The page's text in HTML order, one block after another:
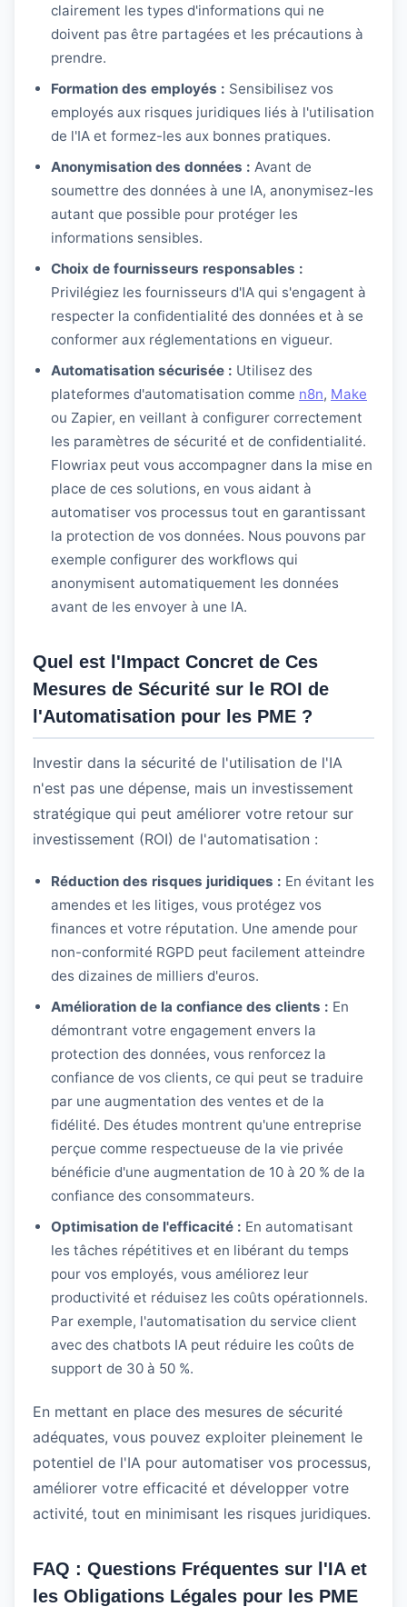
clairement les types d'informations qui ne
doivent pas être partagées et les précautions à
prendre.
Formation des employés : Sensibilisez vos
employés aux risques juridiques liés à l'utilisation
de l'IA et formez-les aux bonnes pratiques.
Anonymisation des données : Avant de
soumettre des données à une IA, anonymisez-les
autant que possible pour protéger les
informations sensibles.
Choix de fournisseurs responsables :
Privilégiez les fournisseurs d'IA qui s'engagent à
respecter la confidentialité des données et à se
conformer aux réglementations en vigueur.
Automatisation sécurisée : Utilisez des
plateformes d'automatisation comme n8n, Make
ou Zapier, en veillant à configurer correctement
les paramètres de sécurité et de confidentialité.
Flowriax peut vous accompagner dans la mise en
place de ces solutions, en vous aidant à
automatiser vos processus tout en garantissant
la protection de vos données. Nous pouvons par
exemple configurer des workflows qui
anonymisent automatiquement les données
avant de les envoyer à une IA.
Quel est l'Impact Concret de Ces
Mesures de Sécurité sur le ROI de
l'Automatisation pour les PME ?
Investir dans la sécurité de l'utilisation de l'IA
n'est pas une dépense, mais un investissement
stratégique qui peut améliorer votre retour sur
investissement (ROI) de l'automatisation :
Réduction des risques juridiques : En évitant les
amendes et les litiges, vous protégez vos
finances et votre réputation. Une amende pour
non-conformité RGPD peut facilement atteindre
des dizaines de milliers d'euros.
Amélioration de la confiance des clients : En
démontrant votre engagement envers la
protection des données, vous renforcez la
confiance de vos clients, ce qui peut se traduire
par une augmentation des ventes et de la
fidélité. Des études montrent qu'une entreprise
perçue comme respectueuse de la vie privée
bénéficie d'une augmentation de 10 à 20 % de la
confiance des consommateurs.
Optimisation de l'efficacité : En automatisant
les tâches répétitives et en libérant du temps
pour vos employés, vous améliorez leur
productivité et réduisez les coûts opérationnels.
Par exemple, l'automatisation du service client
avec des chatbots IA peut réduire les coûts de
support de 30 à 50 %.
En mettant en place des mesures de sécurité
adéquates, vous pouvez exploiter pleinement le
potentiel de l'IA pour automatiser vos processus,
améliorer votre efficacité et développer votre
activité, tout en minimisant les risques juridiques.
FAQ : Questions Fréquentes sur l'IA et
les Obligations Légales pour les PME